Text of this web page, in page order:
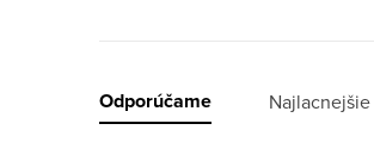
R
Odporúčame Najlacnejšie